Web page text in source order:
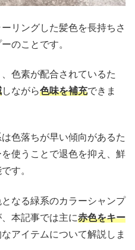
リングした髪色を長持ちさ
のことです。
色素が配合されているた
しながら色味を補充できま
色落ちが早い傾向があるた
使うことで退色を抑え、鮮
す。
なる緑系のカラーシャンプ
本記事では主に赤色をキー
アイテムについて解説しま